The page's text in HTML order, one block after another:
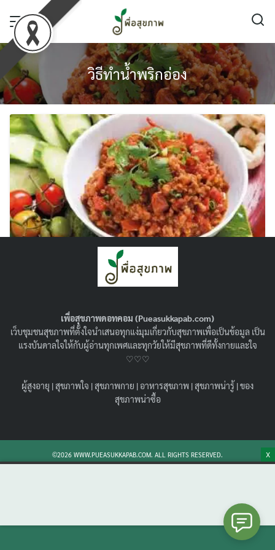
content
for:
Search
วิธีทำน้ำพริกอ่อง
น้ำพริกอ่อง วิธีทำยังไงให้อร่อย ?! ชวนสายคลีน
เข้าครัว ดู 5 สูตร ทำตามได้จริง !
วิธีทำน้ำพริกอ่อง 5 สูตรแบบง่ายๆ แต่อร่อยไม่มีเบื่อ เอาใจ
คนรักมะเขือเทศกับ น้ำพริกอ่อง วิธีทำ ที่สายคลีนต้องลอง
ทำกินได้ทุกวันแน่นอน
เพื่อสุขภาพดอทคอม (Pueasukkapab.com)
เว็บชุมชนสุขภาพที่ตั้งใจนำเสนอทุกแง่มุมเกี่ยวกับสุขภาพเพื่อเป็นข้อมูล เป็น
แรงบันดาลใจให้กับผู้อ่านทุกเพศและทุกวัยให้มีสุขภาพที่ดีทั้งกายและใจ
♡♡♡
ผู้สูงอายุ |สุขภาพใจ |สุขภาพกาย |อาหารสุขภาพ |สุขภาพน่ารู้ |ของ
สุขภาพน่าซื้อ
©2026 WWW.PUEASUKKAPAB.COM. ALL RIGHTS RESERVED. X